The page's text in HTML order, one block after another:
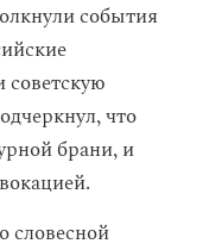
события
советскую
что
брани, и
словесной